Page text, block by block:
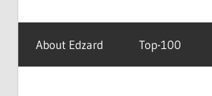
About Edzard Top-100